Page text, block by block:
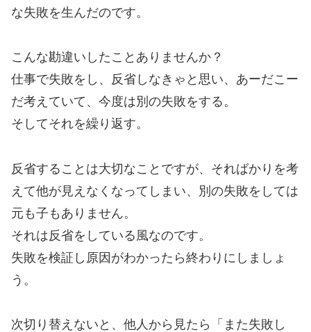
な失敗を生んだのです。
こんな勘違いしたことありませんか？
仕事で失敗をし、反省しなきゃと思い、あーだこー
だ考えていて、今度は別の失敗をする。
そしてそれを繰り返す。
反省することは大切なことですが、そればかりを考
えて他が見えなくなってしまい、別の失敗をしては
元も子もありません。
それは反省をしている風なのです。
失敗を検証し原因がわかったら終わりにしましょ
う。
次切り替えないと、他人から見たら「また失敗し